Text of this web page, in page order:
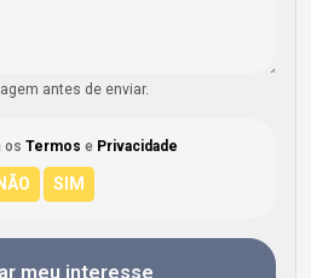
antes de enviar.
os Termos e Privacidade
meu interesse